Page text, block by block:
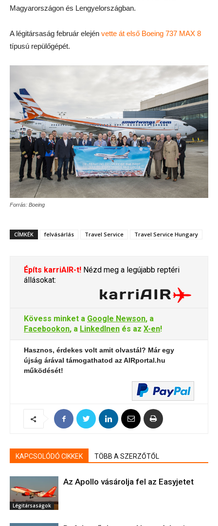
Magyarországon és Lengyelországban.
A légitársaság február elején vette át első Boeing 737 MAX 8
típusú repülőgépét.
Forrás: Boeing
CÍMKÉK felvásárlás Travel Service Travel Service Hungary
Építs karriAIR-t! Nézd meg a legújabb reptéri
állásokat:
Kövess minket a Google Newson, a
Facebookon, a LinkedInen és az X-en!
Hasznos, érdekes volt amit olvastál? Már egy
újság árával támogathatod az AIRportal.hu
működését!
KAPCSOLÓDÓ CIKKEK TÖBB A SZERZŐTŐL
Légitársaságok
Az Apollo vásárolja fel az Easyjetet